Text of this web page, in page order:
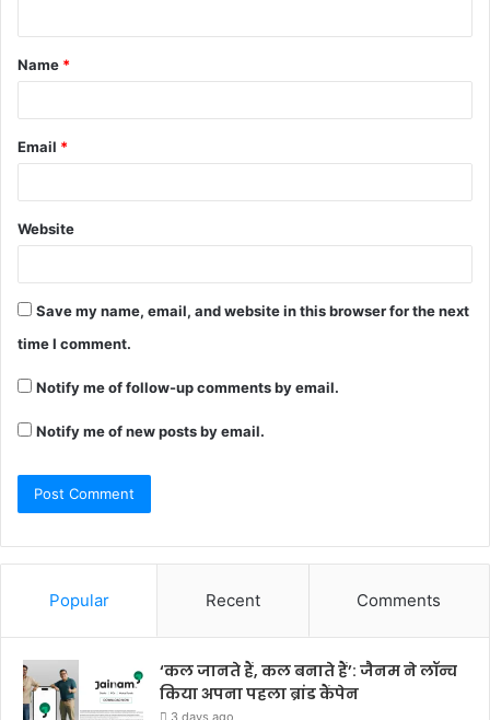
Name *
Email *
Website
Save my name, email, and website in this browser for the next
time I comment.
Notify me of follow-up comments by email.
Notify me of new posts by email.
Popular Recent Comments
‘कल जानते हैं, कल बनाते हैं’: जैनम ने लॉन्च
किया अपना पहला ब्रांड कैंपेन